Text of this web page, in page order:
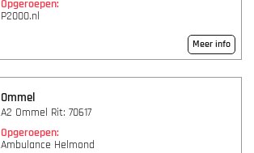
Opgeroepen:
P2000.nl
Meer info
Ommel
A2 Ommel Rit: 70617
Opgeroepen:
Ambulance Helmond